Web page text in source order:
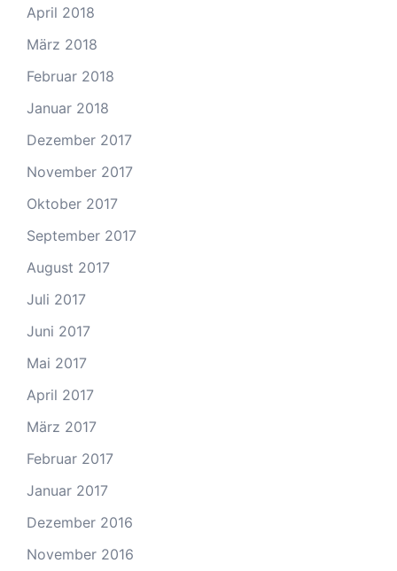
April 2018
März 2018
Februar 2018
Januar 2018
Dezember 2017
November 2017
Oktober 2017
September 2017
August 2017
Juli 2017
Juni 2017
Mai 2017
April 2017
März 2017
Februar 2017
Januar 2017
Dezember 2016
November 2016